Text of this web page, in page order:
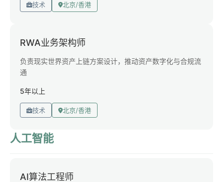
技术 北京/香港
RWA业务架构师
负责现实世界资产上链方案设计，推动资产数字化与合规流
通
5年以上
技术 北京/香港
人工智能
AI算法工程师